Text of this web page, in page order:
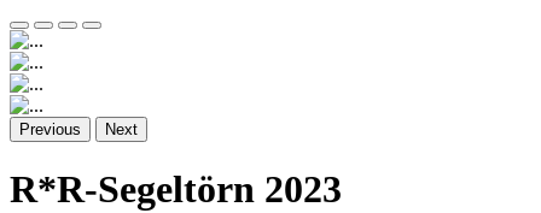
Previous Next
R*R-Segeltörn 2023